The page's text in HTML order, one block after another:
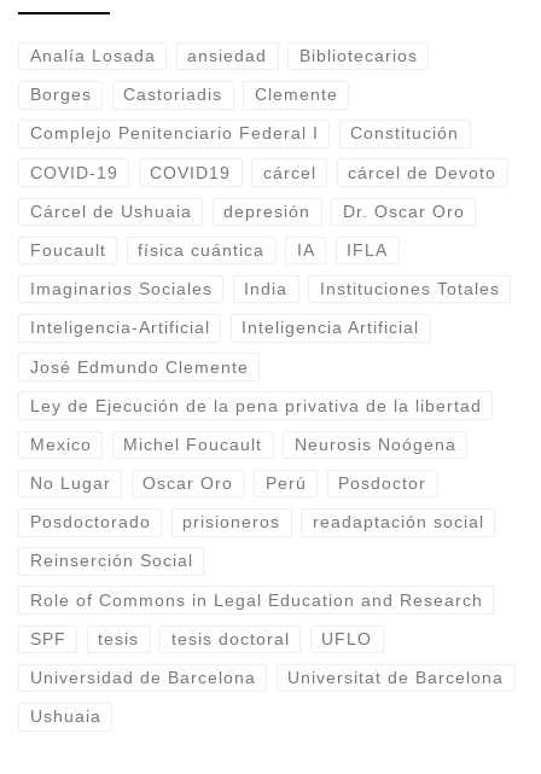
Analía Losada ansiedad Bibliotecarios
Borges Castoriadis Clemente
Complejo Penitenciario Federal I Constitución
COVID-19 COVID19 cárcel cárcel de Devoto
Cárcel de Ushuaia depresión Dr. Oscar Oro
Foucault física cuántica IA IFLA
Imaginarios Sociales India Instituciones Totales
Inteligencia-Artificial Inteligencia Artificial
José Edmundo Clemente
Ley de Ejecución de la pena privativa de la libertad
Mexico Michel Foucault Neurosis Noógena
No Lugar Oscar Oro Perú Posdoctor
Posdoctorado prisioneros readaptación social
Reinserción Social
Role of Commons in Legal Education and Research
SPF tesis tesis doctoral UFLO
Universidad de Barcelona Universitat de Barcelona
Ushuaia